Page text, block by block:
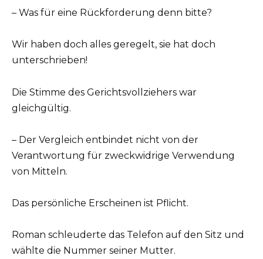
– Was für eine Rückforderung denn bitte?
Wir haben doch alles geregelt, sie hat doch
unterschrieben!
Die Stimme des Gerichtsvollziehers war
gleichgültig.
– Der Vergleich entbindet nicht von der
Verantwortung für zweckwidrige Verwendung
von Mitteln.
Das persönliche Erscheinen ist Pflicht.
Roman schleuderte das Telefon auf den Sitz und
wählte die Nummer seiner Mutter.